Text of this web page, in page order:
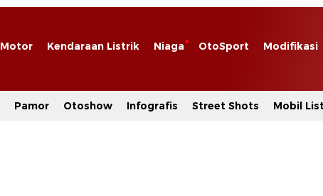
Motor Kendaraan Listrik Niaga OtoSport Modifikasi
Pamor Otoshow Infografis Street Shots Mobil